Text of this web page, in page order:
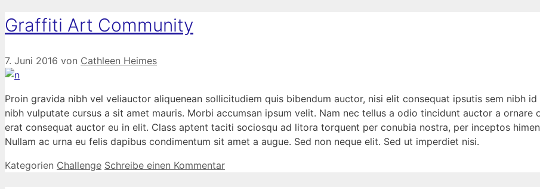
Graffiti Art Community
7. Juni 2016 von Cathleen Heimes
Proin gravida nibh vel veliauctor aliquenean sollicitudiem quis bibendum auctor, nisi elit consequat ipsutis sem nibh
nibh vulputate cursus a sit amet mauris. Morbi accumsan ipsum velit. Nam nec tellus a odio tincidunt auctor a ornare
erat consequat auctor eu in elit. Class aptent taciti sociosqu ad litora torquent per conubia nostra, per inceptos
Nullam ac urna eu felis dapibus condimentum sit amet a augue. Sed non neque elit. Sed ut imperdiet nisi.
Kategorien Challenge Schreibe einen Kommentar